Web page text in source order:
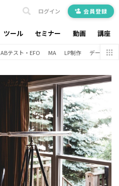
ツール セミナー 動画 講座
ログイン 会員登録
ABテスト・EFO MA LP制作 データ分析